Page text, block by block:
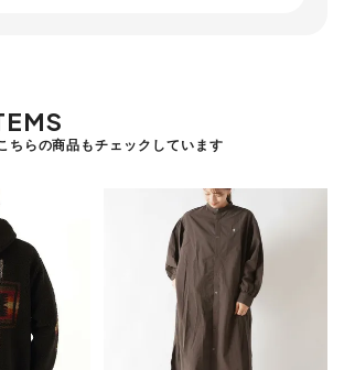
ちらの商品もチェックしています